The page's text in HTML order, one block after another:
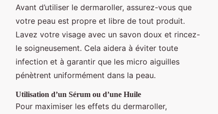
Avant d’utiliser le dermaroller, assurez-vous que
votre peau est propre et libre de tout produit.
Lavez votre visage avec un savon doux et rincez-
le soigneusement. Cela aidera à éviter toute
infection et à garantir que les micro aiguilles
pénètrent uniformément dans la peau.
Utilisation d’un Sérum ou d’une Huile
Pour maximiser les effets du dermaroller,